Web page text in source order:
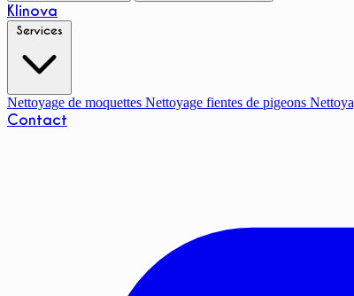
Klinova
Nettoyage de moquettes Nettoyage fientes de pigeons
Contact